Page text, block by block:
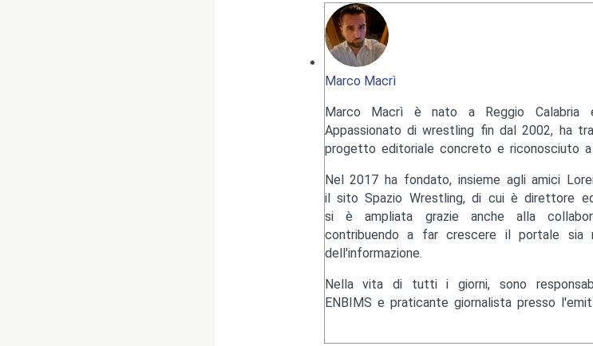
Marco Macrì
Marco Macrì è nato a Reggio Calabria
Appassionato di wrestling fin dal 2002, ha
progetto editoriale concreto e riconosciuto a
Nel 2017 ha fondato, insieme agli amici
il sito Spazio Wrestling, di cui è direttore
si è ampliata grazie anche alla
contribuendo a far crescere il portale sia
dell'informazione.
Nella vita di tutti i giorni, sono
ENBIMS e praticante giornalista presso